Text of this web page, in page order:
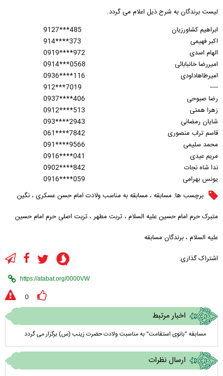
لیست برندگان به شرح ذیل اعلام می گردد.
ابراهیم کشاورزیان
9127***485
اکبر فهیمی
914****373
الهام اسدی
0919****972
امیررضا خانبابائی
0914***0568
امیرطاهاداودی
0936****116
----
912***7019
رضا صبوحی
0937****406
زهرا همتی
0912****513
شایان رمضانی
093****2943
قاسم تراب منصوری
061****7842
محمد سلیمی
091****9566
مریم عیدی
0916****041
ندا شاه نجات
0902****842
یونس بهرامی
0916****059
برچسب ها: مسابقه ، مسابقه به مناسب ولادت امام حسن عسکری ، نگین
متبرک حرم امام حسین علیه السلام ، تربت مطهر ، تربت اصلی حرم امام حسین
علیه السلام ، برندگان مسابقه
اشتراک گذاری:
0
اخبار مرتبط
مسابقه "بانوی استقامت" به مناسبت ولادت حضرت زینب (س) برگزار می گردد
ارسال نظرات